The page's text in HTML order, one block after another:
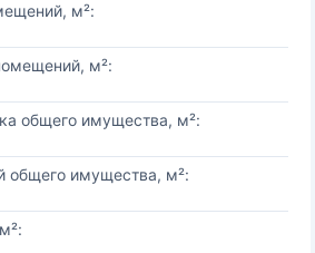
м²:
м²:
общего имущества, м²:
имущества, м²: